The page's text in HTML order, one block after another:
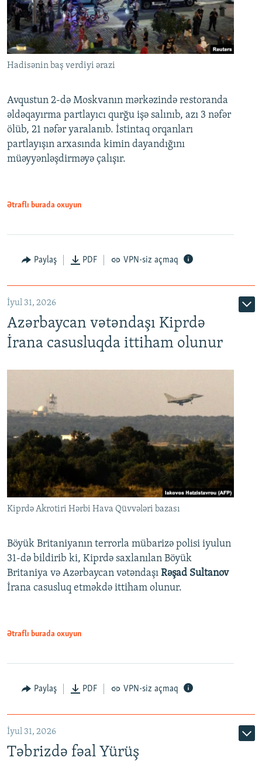
Hadisənin baş verdiyi ərazi
Avqustun 2-də Moskvanın mərkəzində restoranda
əldəqayırma partlayıcı qurğu işə salınıb, azı 3 nəfər
ölüb, 21 nəfər yaralanıb. İstintaq orqanları
partlayışın arxasında kimin dayandığını
müəyyənləşdirməyə çalışır.
Ətraflı burada oxuyun
Paylaş PDF VPN-siz açmaq
İyul 31, 2026
Azərbaycan vətəndaşı Kiprdə
İrana casusluqda ittiham olunur
Kiprdə Akrotiri Hərbi Hava Qüvvələri bazası
Böyük Britaniyanın terrorla mübarizə polisi iyulun
31-də bildirib ki, Kiprdə saxlanılan Böyük
Britaniya və Azərbaycan vətəndaşı Rəşad Sultanov
İrana casusluq etməkdə ittiham olunur.
Ətraflı burada oxuyun
Paylaş PDF VPN-siz açmaq
İyul 31, 2026
Təbrizdə fəal Yürüş